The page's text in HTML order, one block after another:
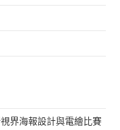
界海報設計與電繪比賽